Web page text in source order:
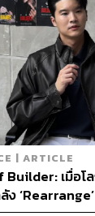
องเด็กหนุ่มวัย
POP มีโอกาส
ตรี เนื้อเพลงแ
มรู้จักกับตัวตน
ากนัก
วโมงครึ่งที่ได้
ก็ช่วยยื
ด แต่สิ่งที่ทำให้
วะในชีวิตของ
| ARTICLE
เมื่อโ
‘Rearrange’